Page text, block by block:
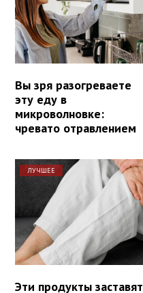
Вы зря разогреваете
эту еду в
микроволновке:
чревато отравлением
ЛУЧШЕЕ
Эти продукты заставят